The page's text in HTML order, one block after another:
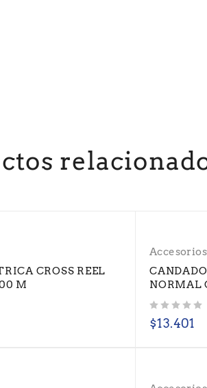
CROSS REEL
M
Accesorios
NORMAL
$13.401